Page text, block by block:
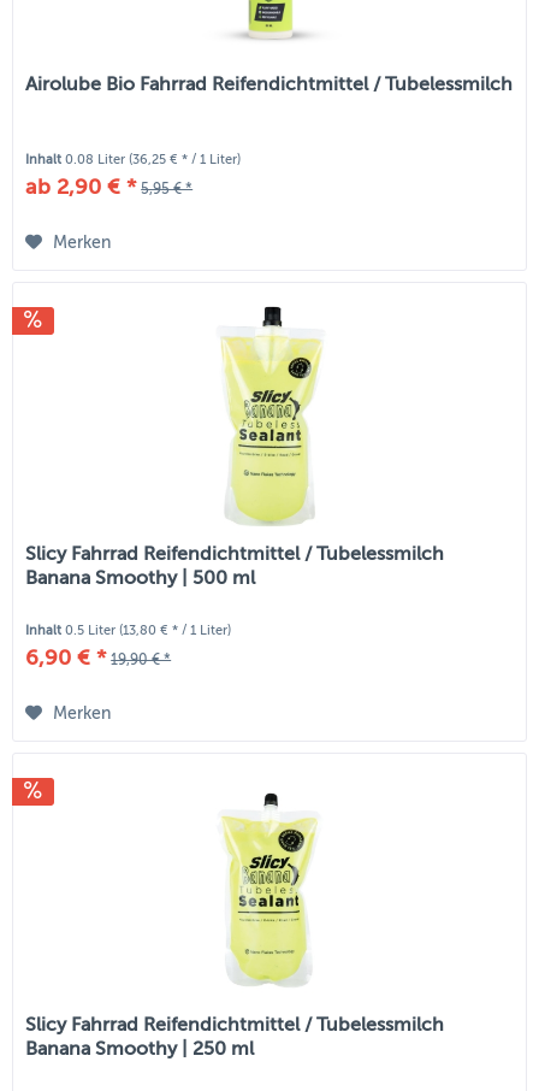
Airolube Bio Fahrrad Reifendichtmittel / Tubelessmilch
Inhalt0.08 Liter(36,25 € * / 1 Liter)
ab 2,90 € * 5,95 € *
Merken
Slicy Fahrrad Reifendichtmittel / Tubelessmilch
Banana Smoothy | 500 ml
Inhalt0.5 Liter(13,80 € * / 1 Liter)
6,90 € * 19,90 € *
Merken
Slicy Fahrrad Reifendichtmittel / Tubelessmilch
Banana Smoothy | 250 ml